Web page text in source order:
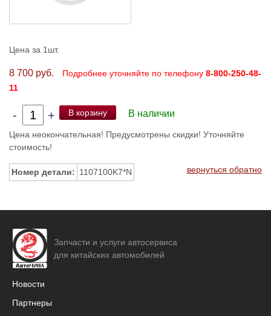
Цена за 1шт.
8 700 руб. Подробнее уточняйте по телефону 8-800-250-48-
11
- + В корзину В наличии
Цена неокончательная! Предусмотрены скидки! Уточняйте
стоимость!
Номер детали: 1107100K7*N вернуться обратно
Запчасти и услуги автосервиса
для китайских автомобилей
Новости
Партнеры